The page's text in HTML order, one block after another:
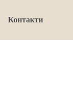
Контакти